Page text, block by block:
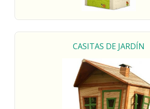
CASITAS DE JARDÍN